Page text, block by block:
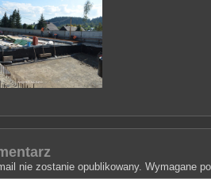
nie zostanie opublikowany. Wymagane